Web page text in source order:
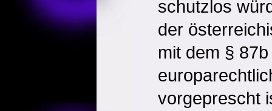
schutzlos
der
mit dem §
vorgeprescht